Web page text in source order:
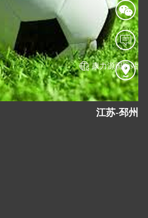
江苏-邳州
康力源国际站